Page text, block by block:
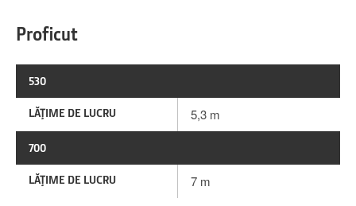
Proficut
530
LĂŢIME DE LUCRU 5,3 m
700
LĂŢIME DE LUCRU 7 m